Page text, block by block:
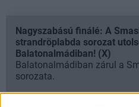
Nagyszabású finálé: A
strandröplabda sorozat
Balatonalmádiban! (X)
Balatonalmádiban zárul a
sorozata.